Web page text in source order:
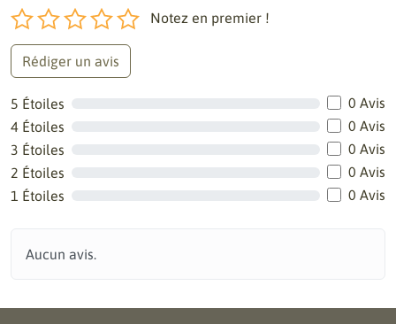
Notez en premier !
Rédiger un avis
5 Étoiles
0 Avis
4 Étoiles
0 Avis
3 Étoiles
0 Avis
2 Étoiles
0 Avis
1 Étoiles
0 Avis
Aucun avis.